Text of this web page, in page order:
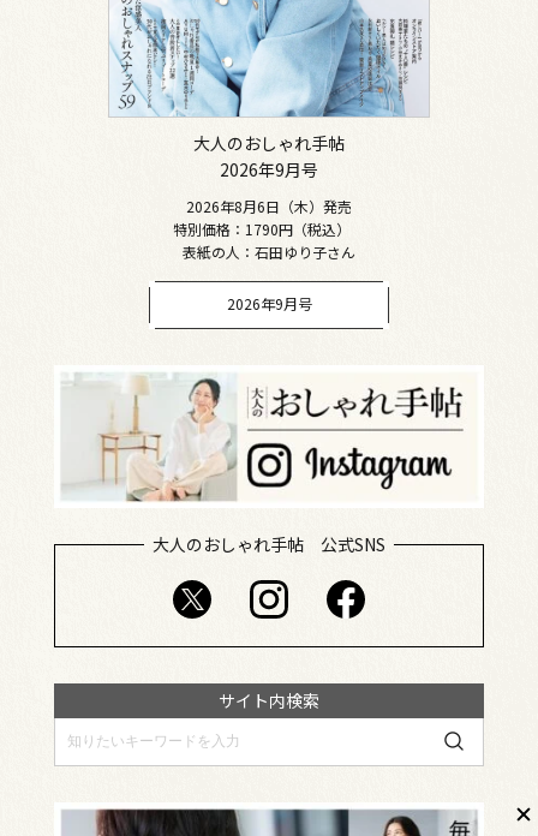
大人のおしゃれ手帖
2026年9月号
2026年8月6日（木）発売
特別価格：1790円（税込）
表紙の人：石田ゆり子さん
2026年9月号
大人のおしゃれ手帖 公式SNS
サイト内検索